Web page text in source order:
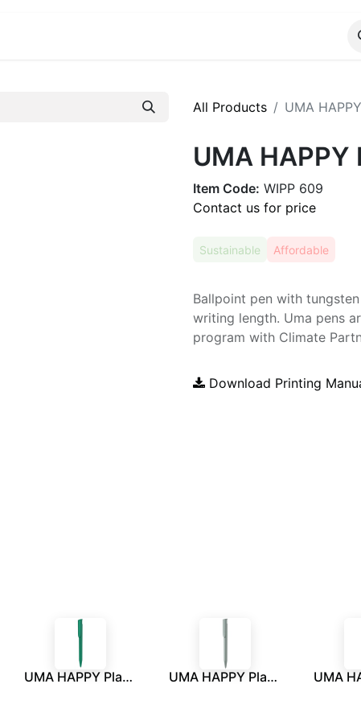
All Products UMA
UMA
Item Code: WIPP 609
Contact us for price
Sustainable Affordable
Ballpoint pen with
writing length. Uma pens
program with Climate
Download Printing
UMA HAPPY Plastic Pen - Green UMA HAPPY Plastic Pen - Grey